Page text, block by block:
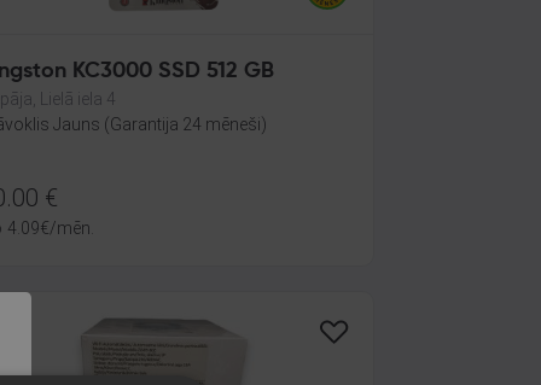
KC3000 SSD 512 GB
Lielā iela 4
Jauns (Garantija 24 mēneši)
€
4.09€/mēn.